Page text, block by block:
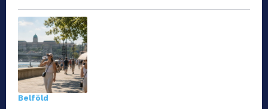
Belföld